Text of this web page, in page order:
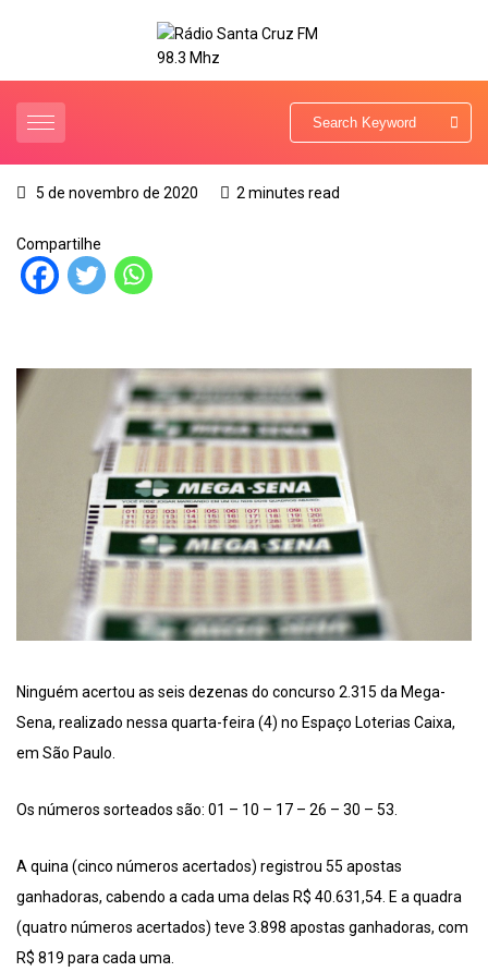
5 de novembro de 2020 2 minutes read
Compartilhe
Ninguém acertou as seis dezenas do concurso 2.315 da Mega-
Sena, realizado nessa quarta-feira (4) no Espaço Loterias Caixa,
em São Paulo.
Os números sorteados são: 01 – 10 – 17 – 26 – 30 – 53.
A quina (cinco números acertados) registrou 55 apostas
ganhadoras, cabendo a cada uma delas R$ 40.631,54. E a quadra
(quatro números acertados) teve 3.898 apostas ganhadoras, com
R$ 819 para cada uma.